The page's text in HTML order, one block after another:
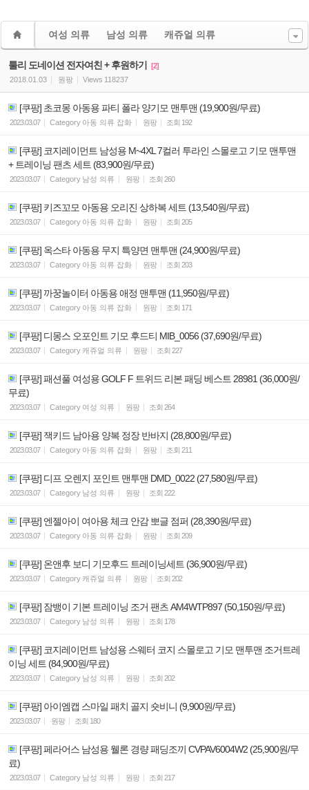
여성 의류 남성 의류 캐쥬얼 의류
툴리 도네이션 전자여친 + 후원하기
[2]
2018.01.03
원팡 Views 118237
[쿠팡] 초코몽 아동용 파티 폴라 양기모 맨투맨 (19,900원/무료)
2023.03.07 Category 아동 의류 잡화 원팡 조회 192
[쿠팡] 코지레이먼트 남성용 M~4XL 7컬러 투라인 스몰로고 기모 맨투맨
+ 트레이닝 팬츠 세트 (83,900원/무료)
2023.03.07 Category 남성 의류 원팡 조회 260
[쿠팡] 키즈꼬모 아동용 오리진 상하복 세트 (13,540원/무료)
2023.03.07 Category 아동 의류 잡화 원팡 조회 205
[쿠팡] 옥스타 아동용 무지 특양면 맨투맨 (24,900원/무료)
2023.03.07 Category 아동 의류 잡화 원팡 조회 203
[쿠팡] 까꿍놀이터 아동용 애정 맨투맨 (11,950원/무료)
2023.03.07 Category 아동 의류 잡화 원팡 조회 171
[쿠팡] 디몽스 오포인트 기모 후드티 MIB_0056 (37,690원/무료)
2023.03.07 Category 캐쥬얼 의류 원팡 조회 227
[쿠팡] 패션풀 여성용 GOLF F 트위드 리본 패딩 베스트 28981 (36,000원/
무료)
2023.03.07 Category 여성 의류 원팡 조회 264
[쿠팡] 잭키드 남아용 양복 정장 반바지 (28,800원/무료)
2023.03.07 Category 아동 의류 잡화 원팡 조회 211
[쿠팡] 디프 오렌지 포인트 맨투맨 DMD_0022 (27,580원/무료)
2023.03.07 Category 남성 의류 원팡 조회 222
[쿠팡] 엔젤아이 여아용 체크 안감 뽀글 점퍼 (28,390원/무료)
2023.03.07 Category 아동 의류 잡화 원팡 조회 209
[쿠팡] 온앤후 보디 기모후드 트레이닝세트 (36,900원/무료)
2023.03.07 Category 캐쥬얼 의류 원팡 조회 202
[쿠팡] 잠뱅이 기본 트레이닝 조거 팬츠 AM4WTP897 (50,150원/무료)
2023.03.07 Category 남성 의류 원팡 조회 178
[쿠팡] 코지레이먼트 남성용 스웨터 코지 스몰로고 기모 맨투맨 조거트레
이닝 세트 (84,900원/무료)
2023.03.07 Category 남성 의류 원팡 조회 202
[쿠팡] 아이엠캡 스마일 패치 골지 숏비니 (9,900원/무료)
2023.03.07 원팡 조회 180
[쿠팡] 페라어스 남성용 웰론 경량 패딩조끼 CVPAV6004W2 (25,900원/무
료)
2023.03.07 Category 남성 의류 원팡 조회 217